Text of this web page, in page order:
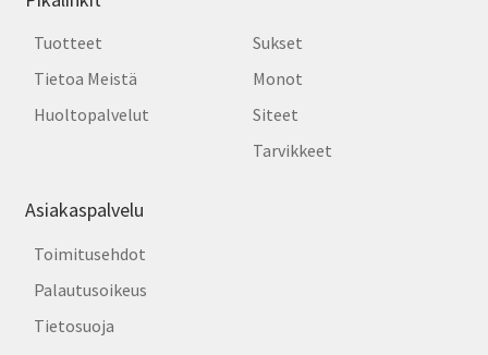
Tuotteet
Tietoa Meistä
Huoltopalvelut
Sukset
Monot
Siteet
Tarvikkeet
Asiakaspalvelu
Toimitusehdot
Palautusoikeus
Tietosuoja